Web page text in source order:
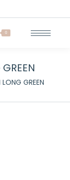
0
GREEN